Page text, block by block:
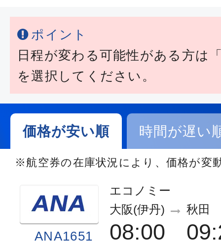
ポイント
日程が変わる可能性がある方は
を選択してください。
価格が安い順 時間が遅い
※航空券の在庫状況により、価格が変
ANA1651
エコノミー
大阪(伊丹)
08:00
秋田